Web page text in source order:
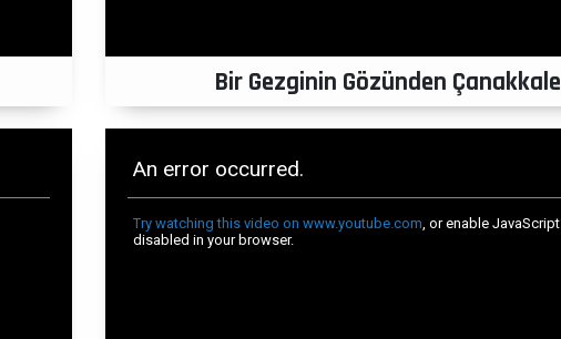
Bir Gezginin Gözünden Çanakkale